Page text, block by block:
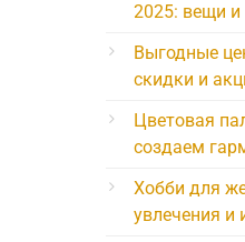
2025: вещи
Выгодные
скидки и
Цветовая
создаем
Хобби для
увлечения и